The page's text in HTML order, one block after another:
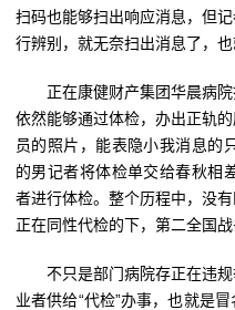
扫码也能够扫出响应消息，但
行辨别，就无奈扫出消息了，
正在康健财产集团华晨病院
依然能够通过体检，办出正轨
员的照片，能表隐小我消息的
的男记者将体检单交给春秋相
者进行体检。整个历程中，没
正在同性代检的下，第二全国
不只是部门病院存正在违规
业者供给“代检”办事，也就是